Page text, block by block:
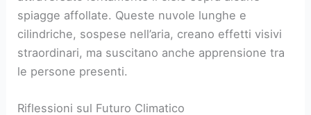
spiagge affollate. Queste nuvole lunghe e
cilindriche, sospese nell’aria, creano effetti visivi
straordinari, ma suscitano anche apprensione tra
le persone presenti.
Riflessioni sul Futuro Climatico